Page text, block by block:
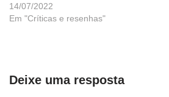
14/07/2022
Em "Críticas e resenhas"
Deixe uma resposta